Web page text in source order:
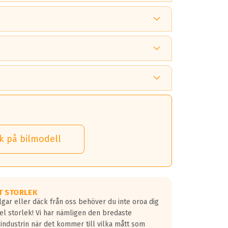
på.
däck.
på bilmodell
STORLEK
eller däck från oss behöver du inte oroa dig
storlek! Vi har nämligen den bredaste
när det kommer till vilka mått som